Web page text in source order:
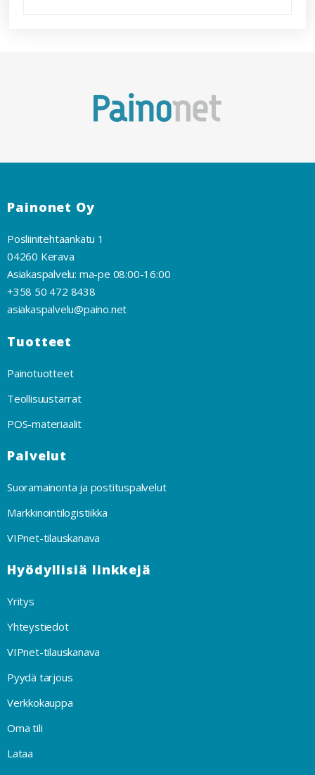
Painonet Oy
Posliinitehtaankatu 1
04260 Kerava
Asiakaspalvelu: ma-pe 08:00-16:00
+358 50 472 8438
asiakaspalvelu@paino.net
Tuotteet
Painotuotteet
Teollisuustarrat
POS-materiaalit
Palvelut
Suoramainonta ja postituspalvelut
Markkinointilogistiikka
VIPnet-tilauskanava
Hyödyllisiä linkkejä
Yritys
Yhteystiedot
VIPnet-tilauskanava
Pyydä tarjous
Verkkokauppa
Oma tili
Lataa